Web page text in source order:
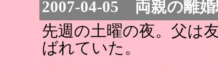
2007-04-05 両親の離
先週の土曜の夜。父は
ばれていた。